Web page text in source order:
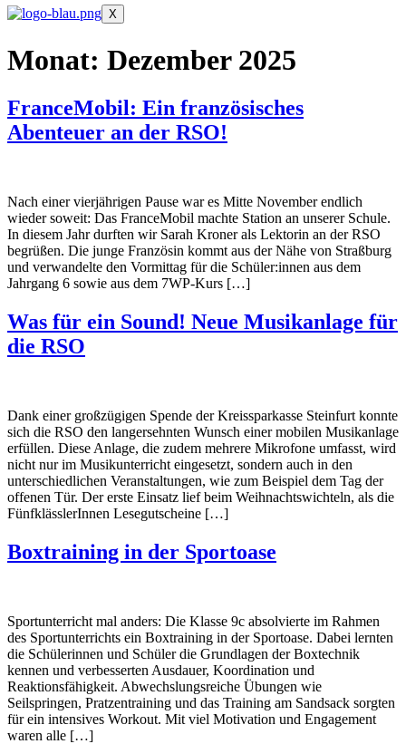
X
Monat: Dezember 2025
FranceMobil: Ein französisches
Abenteuer an der RSO!
Nach einer vierjährigen Pause war es Mitte November endlich
wieder soweit: Das FranceMobil machte Station an unserer Schule.
In diesem Jahr durften wir Sarah Kroner als Lektorin an der RSO
begrüßen. Die junge Französin kommt aus der Nähe von Straßburg
und verwandelte den Vormittag für die Schüler:innen aus dem
Jahrgang 6 sowie aus dem 7WP-Kurs […]
Was für ein Sound! Neue Musikanlage für
die RSO
Dank einer großzügigen Spende der Kreissparkasse Steinfurt konnte
sich die RSO den langersehnten Wunsch einer mobilen Musikanlage
erfüllen. Diese Anlage, die zudem mehrere Mikrofone umfasst, wird
nicht nur im Musikunterricht eingesetzt, sondern auch in den
unterschiedlichen Veranstaltungen, wie zum Beispiel dem Tag der
offenen Tür. Der erste Einsatz lief beim Weihnachtswichteln, als die
FünfklässlerInnen Lesegutscheine […]
Boxtraining in der Sportoase
Sportunterricht mal anders: Die Klasse 9c absolvierte im Rahmen
des Sportunterrichts ein Boxtraining in der Sportoase. Dabei lernten
die Schülerinnen und Schüler die Grundlagen der Boxtechnik
kennen und verbesserten Ausdauer, Koordination und
Reaktionsfähigkeit. Abwechslungsreiche Übungen wie
Seilspringen, Pratzentraining und das Training am Sandsack sorgten
für ein intensives Workout. Mit viel Motivation und Engagement
waren alle […]